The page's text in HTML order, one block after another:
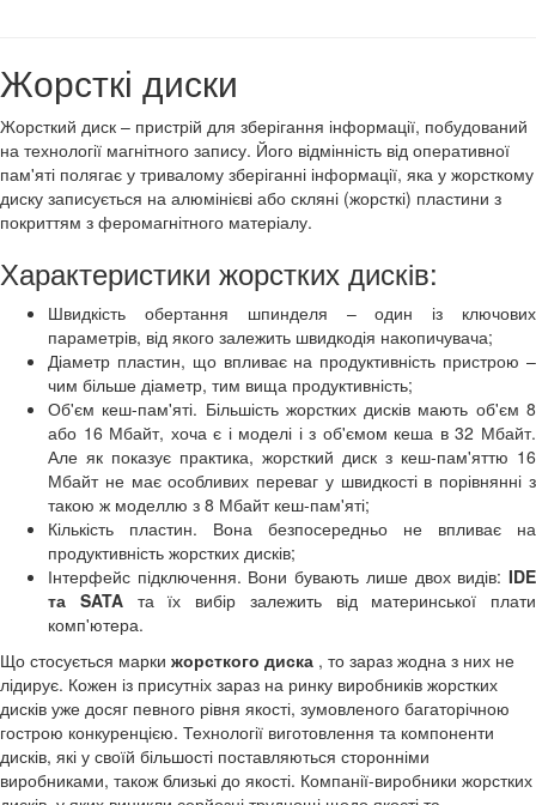
Жорсткі диски
Жорсткий диск – пристрій для зберігання інформації, побудований
на технології магнітного запису. Його відмінність від оперативної
пам'яті полягає у тривалому зберіганні інформації, яка у жорсткому
диску записується на алюмінієві або скляні (жорсткі) пластини з
покриттям з феромагнітного матеріалу.
Характеристики жорстких дисків:
Швидкість обертання шпинделя – один із ключових
параметрів, від якого залежить швидкодія накопичувача;
Діаметр пластин, що впливає на продуктивність пристрою –
чим більше діаметр, тим вища продуктивність;
Об'єм кеш-пам'яті. Більшість жорстких дисків мають об'єм 8
або 16 Мбайт, хоча є і моделі і з об'ємом кеша в 32 Мбайт.
Але як показує практика, жорсткий диск з кеш-пам'яттю 16
Мбайт не має особливих переваг у швидкості в порівнянні з
такою ж моделлю з 8 Мбайт кеш-пам'яті;
Кількість пластин. Вона безпосередньо не впливає на
продуктивність жорстких дисків;
Інтерфейс підключення. Вони бувають лише двох видів: IDE
та SATAта їх вибір залежить від материнської плати
комп'ютера.
Що стосується марки жорсткого диска , то зараз жодна з них не
лідирує. Кожен із присутніх зараз на ринку виробників жорстких
дисків уже досяг певного рівня якості, зумовленого багаторічною
гострою конкуренцією. Технології виготовлення та компоненти
дисків, які у своїй більшості поставляються сторонніми
виробниками, також близькі до якості. Компанії-виробники жорстких